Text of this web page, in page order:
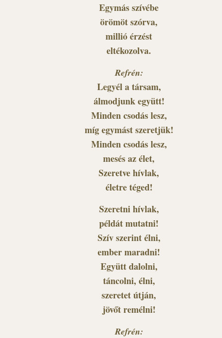
Egymás szívébe
örömöt szórva,
millió érzést
eltékozolva.
Refrén:
Legyél a társam,
álmodjunk együtt!
Minden csodás lesz,
míg egymást szeretjük!
Minden csodás lesz,
mesés az élet,
Szeretve hívlak,
életre téged!
Szeretni hívlak,
példát mutatni!
Szív szerint élni,
ember maradni!
Együtt dalolni,
táncolni, élni,
szeretet útján,
jövőt remélni!
Refrén: